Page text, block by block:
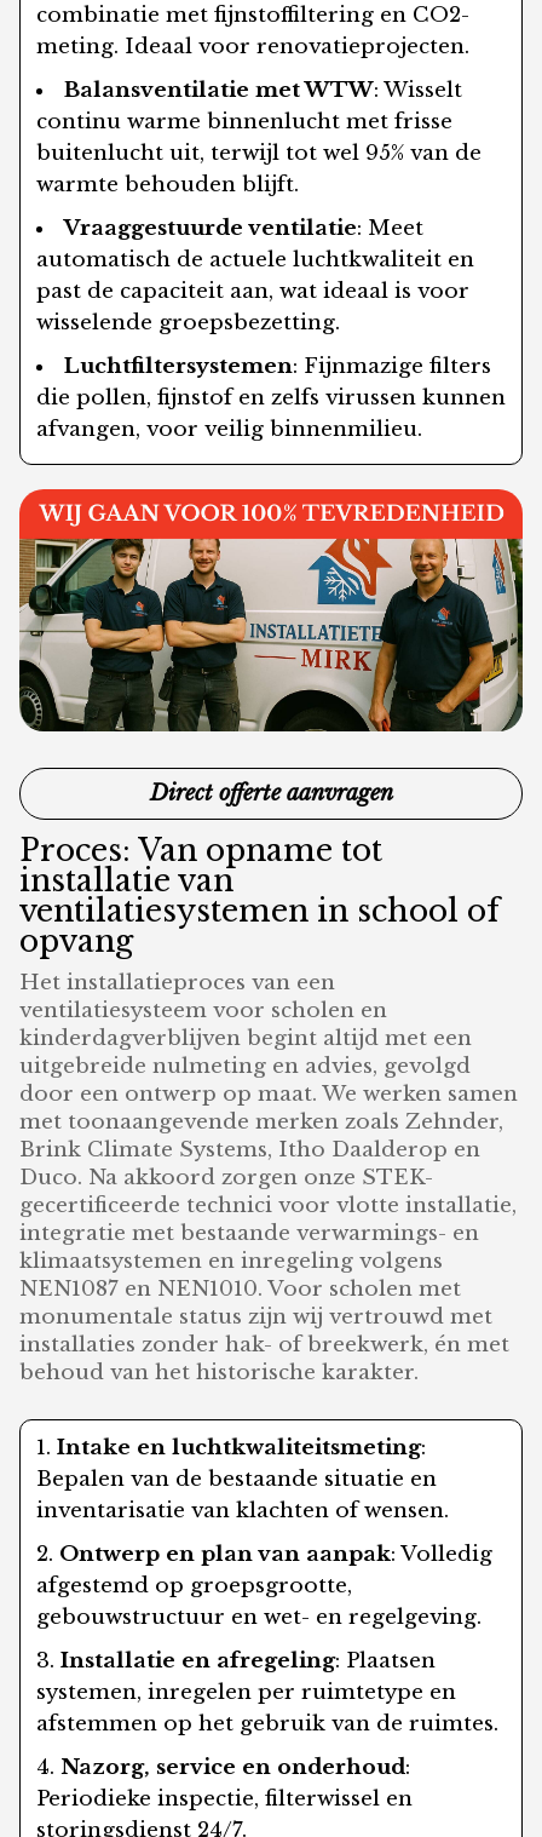
combinatie met fijnstoffiltering en CO2-
meting. Ideaal voor renovatieprojecten.
Balansventilatie met WTW: Wisselt
continu warme binnenlucht met frisse
buitenlucht uit, terwijl tot wel 95% van de
warmte behouden blijft.
Vraaggestuurde ventilatie: Meet
automatisch de actuele luchtkwaliteit en
past de capaciteit aan, wat ideaal is voor
wisselende groepsbezetting.
Luchtfiltersystemen: Fijnmazige filters
die pollen, fijnstof en zelfs virussen kunnen
afvangen, voor veilig binnenmilieu.
Direct offerte aanvragen
Proces: Van opname tot
installatie van
ventilatiesystemen in school of
opvang
Het installatieproces van een
ventilatiesysteem voor scholen en
kinderdagverblijven begint altijd met een
uitgebreide nulmeting en advies, gevolgd
door een ontwerp op maat. We werken samen
met toonaangevende merken zoals Zehnder,
Brink Climate Systems, Itho Daalderop en
Duco. Na akkoord zorgen onze STEK-
gecertificeerde technici voor vlotte installatie,
integratie met bestaande verwarmings- en
klimaatsystemen en inregeling volgens
NEN1087 en NEN1010. Voor scholen met
monumentale status zijn wij vertrouwd met
installaties zonder hak- of breekwerk, én met
behoud van het historische karakter.
Intake en luchtkwaliteitsmeting:
Bepalen van de bestaande situatie en
inventarisatie van klachten of wensen.
Ontwerp en plan van aanpak: Volledig
afgestemd op groepsgrootte,
gebouwstructuur en wet- en regelgeving.
Installatie en afregeling: Plaatsen
systemen, inregelen per ruimtetype en
afstemmen op het gebruik van de ruimtes.
Nazorg, service en onderhoud:
Periodieke inspectie, filterwissel en
storingsdienst 24/7.